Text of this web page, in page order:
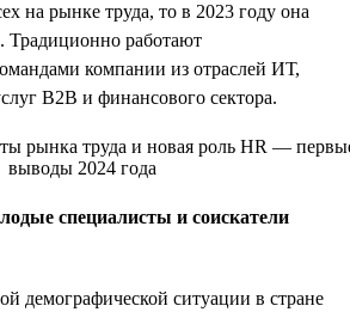
на рынке труда, то в 2023 году она
Традиционно работают
компании из отраслей ИТ,
B2B и финансового сектора.
специалисты и соискатели
демографической ситуации в стране